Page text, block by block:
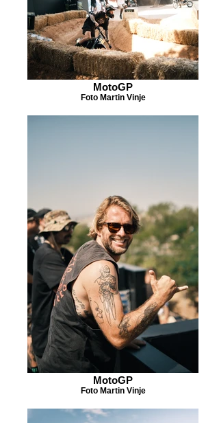
MotoGP
Foto Martin Vinje
MotoGP
Foto Martin Vinje